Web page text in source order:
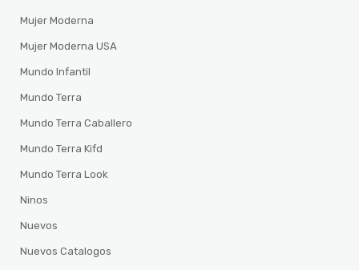
Mujer Moderna
Mujer Moderna USA
Mundo Infantil
Mundo Terra
Mundo Terra Caballero
Mundo Terra Kifd
Mundo Terra Look
Ninos
Nuevos
Nuevos Catalogos